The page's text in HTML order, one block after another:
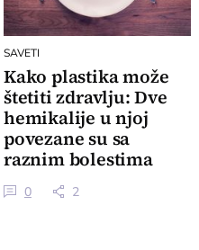
SAVETI
Kako plastika može
štetiti zdravlju: Dve
hemikalije u njoj
povezane su sa
raznim bolestima
0 2